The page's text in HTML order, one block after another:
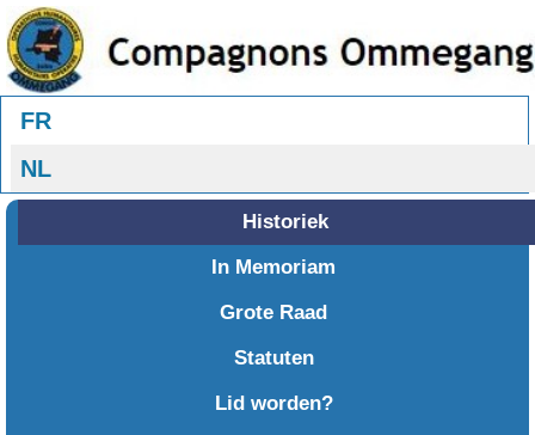
Selecteer uw taal
FR
NL
Historiek
In Memoriam
Grote Raad
Statuten
Lid worden?